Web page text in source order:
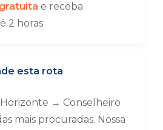
e receba
2 horas.
esta rota
→ Conselheiro
mais procuradas. Nossa